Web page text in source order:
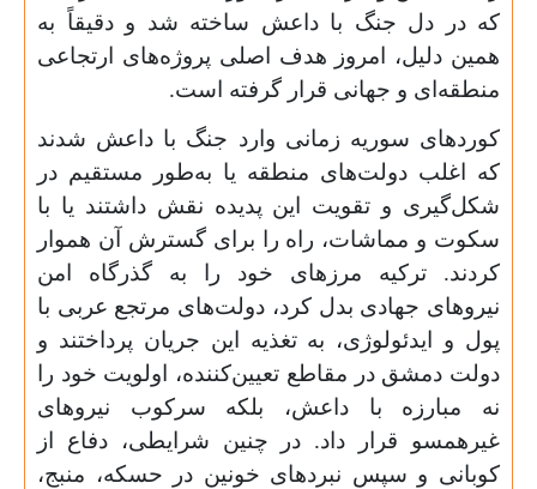
که در دل جنگ با داعش ساخته شد و دقیقاً به
همین دلیل، امروز هدف اصلی پروژه‌های ارتجاعی
منطقه‌ای و جهانی قرار گرفته است.
کوردهای سوریه زمانی وارد جنگ با داعش شدند
که اغلب دولت‌های منطقه یا به‌طور مستقیم در
شکل‌گیری و تقویت این پدیده نقش داشتند یا با
سکوت و مماشات، راه را برای گسترش آن هموار
کردند. ترکیه مرزهای خود را به گذرگاه امن
نیروهای جهادی بدل کرد، دولت‌های مرتجع عربی با
پول و ایدئولوژی، به تغذیه این جریان پرداختند و
دولت دمشق در مقاطع تعیین‌کننده، اولویت خود را
نه مبارزه با داعش، بلکه سرکوب نیروهای
غیرهمسو قرار داد. در چنین شرایطی، دفاع از
کوبانی و سپس نبردهای خونین در حسکه، منبج،